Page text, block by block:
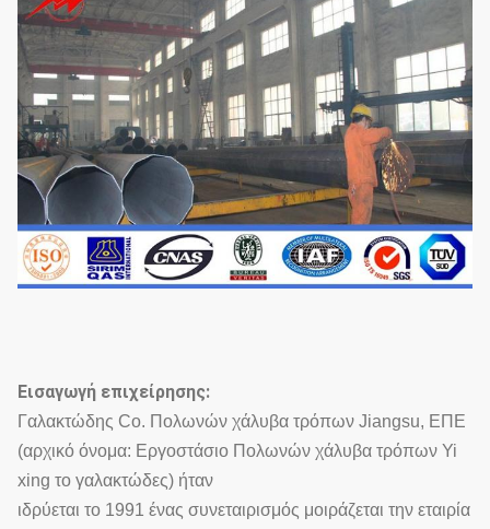
Εισαγωγή επιχείρησης:
Γαλακτώδης Co. Πολωνών χάλυβα τρόπων Jiangsu, ΕΠΕ
(αρχικό όνομα: Εργοστάσιο Πολωνών χάλυβα τρόπων Yi
xing το γαλακτώδες) ήταν
ιδρύεται το 1991 ένας συνεταιρισμός μοιράζεται την εταιρία